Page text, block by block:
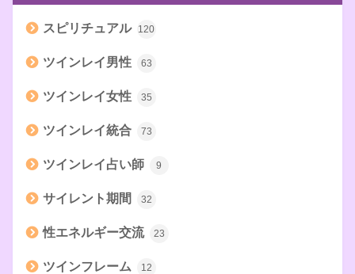
スピリチュアル 120
ツインレイ男性 63
ツインレイ女性 35
ツインレイ統合 73
ツインレイ占い師 9
サイレント期間 32
性エネルギー交流 23
ツインフレーム 12